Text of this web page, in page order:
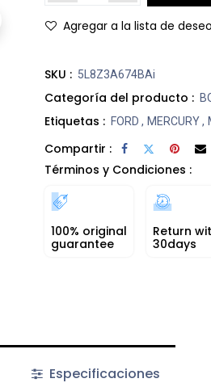
Agregar a la lista de
SKU : 5L8Z3A674BAi
Categoría del producto :
Etiquetas : FORD , MERCURY,
Compartir :
Términos y Condiciones :
100% original
guarantee
Return
30days
Especificaciones